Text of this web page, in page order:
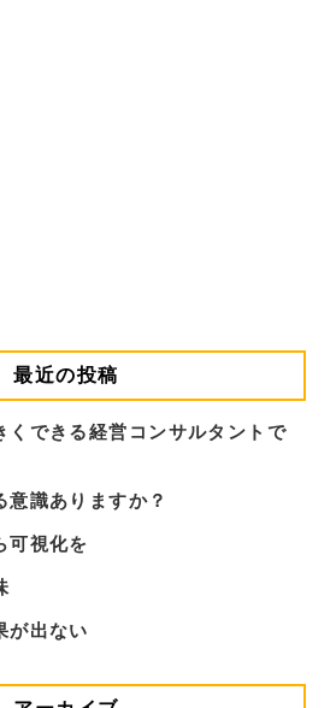
最近の投稿
くできる経営コンサルタントで
意識ありますか？
可視化を
が出ない